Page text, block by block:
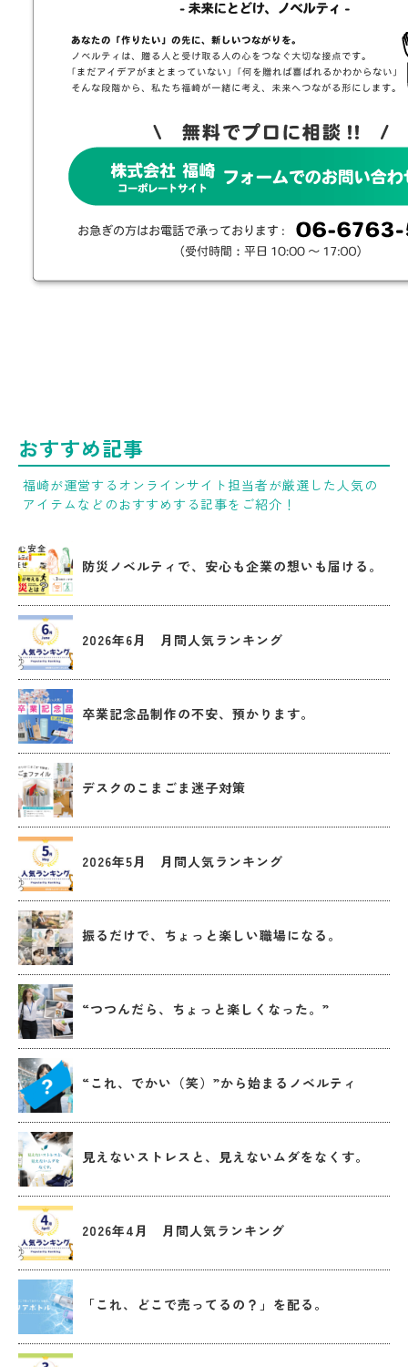
おすすめ記事
福崎が運営するオンラインサイト担当者が厳選した人気の
アイテムなどのおすすめする記事をご紹介！
防災ノベルティで、安心も企業の想いも届ける。
2026年6月 月間人気ランキング
卒業記念品制作の不安、預かります。
デスクのこまごま迷子対策
2026年5月 月間人気ランキング
振るだけで、ちょっと楽しい職場になる。
“つつんだら、ちょっと楽しくなった。”
“これ、でかい（笑）”から始まるノベルティ
見えないストレスと、見えないムダをなくす。
2026年4月 月間人気ランキング
「これ、どこで売ってるの？」を配る。